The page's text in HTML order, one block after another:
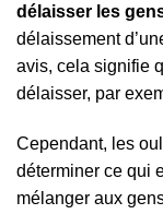
délaisser les
délaissement
avis, cela signifie
délaisser, par
Cependant, les
déterminer ce qui
mélanger aux